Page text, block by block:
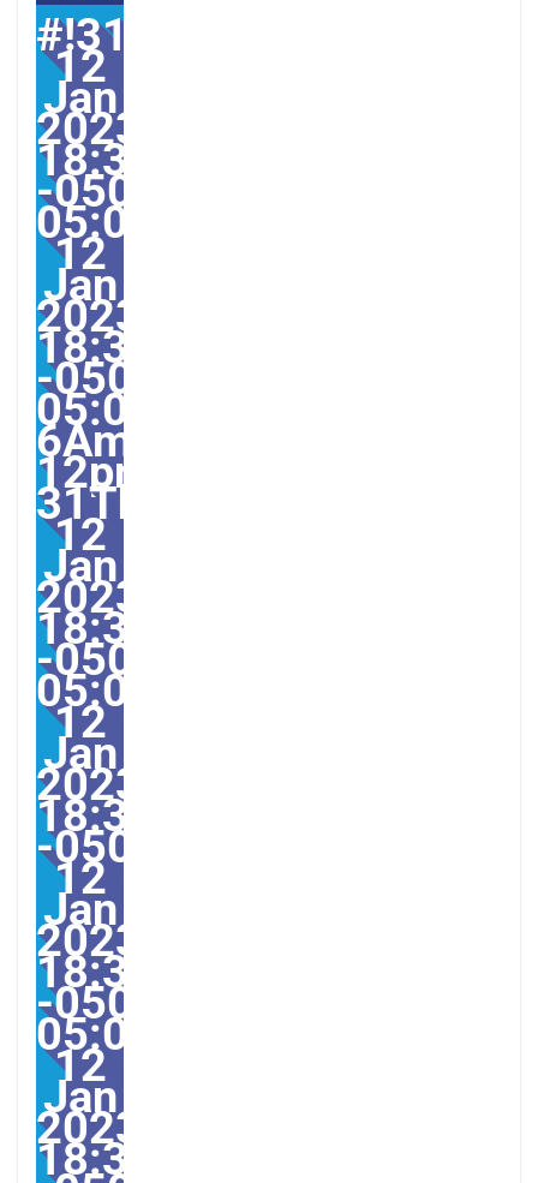
#!31Thu,
12
Jan
2023
18:37:18
-0500-
05:001831#31Thu,
12
Jan
2023
18:37:18
-0500-
05:00-
6America/
12pm31pm-
31Thu,
12
Jan
2023
18:37:18
-0500-
05:006America/
12
Jan
2023
18:37:18
-
12
Jan
2023
18:37:18
-0500-
05:00America/
12
Jan
2023
18:37:18